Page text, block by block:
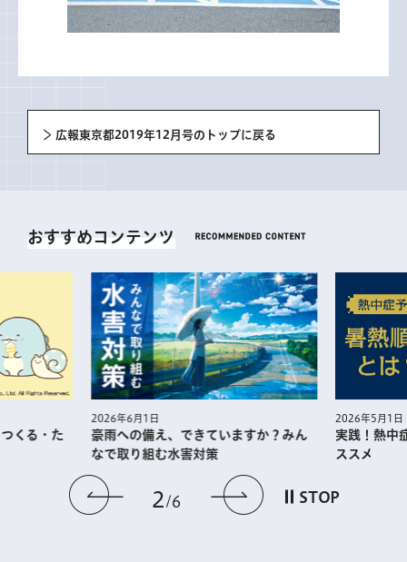
広報東京都2019年12月号のトップに戻る
おすすめコンテンツ
前のスライドを表示
2 6 次のスライドを
STOP
くる・た
2026年6月1日
豪雨への備え、できていますか？みん
なで取り組む水害対策
2026年5月1日
実践！熱中
ススメ